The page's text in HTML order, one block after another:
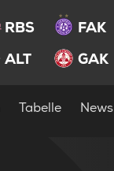
RBS FAK
ALT GAK
Tabelle News